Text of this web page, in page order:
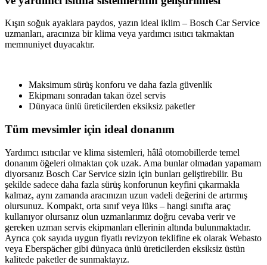
Kışın soğuk ayaklara paydos, yazın ideal iklim – Bosch Car Service
uzmanları, aracınıza bir klima veya yardımcı ısıtıcı takmaktan
memnuniyet duyacaktır.
Maksimum sürüş konforu ve daha fazla güvenlik
Ekipmanı sonradan takan özel servis
Dünyaca ünlü üreticilerden eksiksiz paketler
Tüm mevsimler için ideal donanım
Yardımcı ısıtıcılar ve klima sistemleri, hâlâ otomobillerde temel
donanım öğeleri olmaktan çok uzak. Ama bunlar olmadan yapamam
diyorsanız Bosch Car Service sizin için bunları geliştirebilir. Bu
şekilde sadece daha fazla sürüş konforunun keyfini çıkarmakla
kalmaz, aynı zamanda aracınızın uzun vadeli değerini de artırmış
olursunuz. Kompakt, orta sınıf veya lüks – hangi sınıfta araç
kullanıyor olursanız olun uzmanlarımız doğru cevaba verir ve
gereken uzman servis ekipmanları ellerinin altında bulunmaktadır.
Ayrıca çok sayıda uygun fiyatlı revizyon teklifine ek olarak Webasto
veya Eberspächer gibi dünyaca ünlü üreticilerden eksiksiz üstün
kalitede paketler de sunmaktayız.